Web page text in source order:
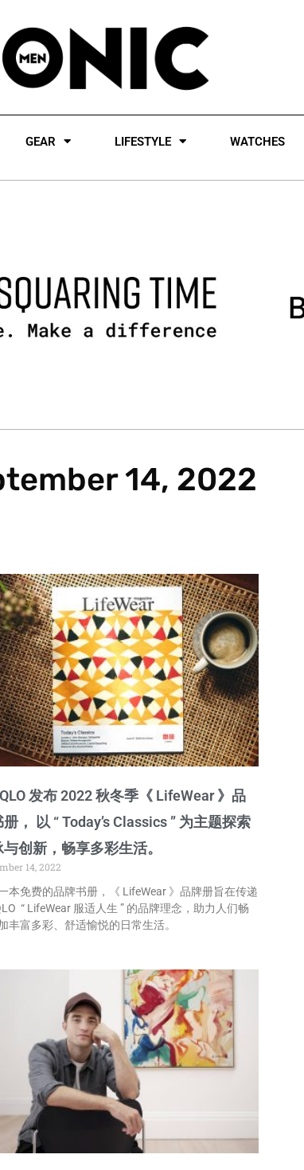
GEAR LIFESTYLE WATCHES
14, 2022
发布 2022 秋冬季《 LifeWear 》品
， 以 “ Today’s Classics ” 为主题探索
创新，畅享多彩生活。
14, 2022
本免费的品牌书册，《 LifeWear 》品牌册旨在传递
“ LifeWear 服适人生 ” 的品牌理念，助力人们畅
丰富多彩、舒适愉悦的日常生活。